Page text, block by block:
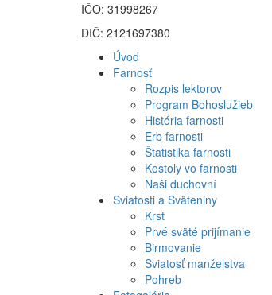
IČO: 31998267
DIČ: 2121697380
Úvod
Farnosť
Rozpis lektorov
Program Bohoslužieb
História farnosti
Erb farnosti
Štatistika farnosti
Kostoly vo farnosti
Naši duchovní
Sviatosti a Sväteniny
Krst
Prvé sväté prijímanie
Birmovanie
Sviatosť manželstva
Pohreb